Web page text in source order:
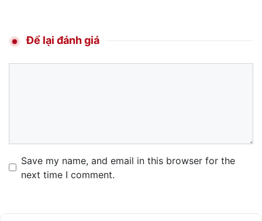
Để lại đánh giá
Name
Email
Website
Save my name, and email in this browser for the
next time I comment.